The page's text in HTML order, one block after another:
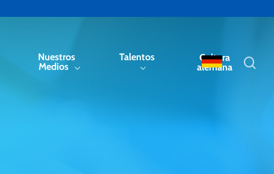
Nuestros
Medios
Talentos
Cultura
alemana